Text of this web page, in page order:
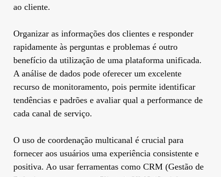
ao cliente.
Organizar as informações dos clientes e responder
rapidamente às perguntas e problemas é outro
benefício da utilização de uma plataforma unificada.
A análise de dados pode oferecer um excelente
recurso de monitoramento, pois permite identificar
tendências e padrões e avaliar qual a performance de
cada canal de serviço.
O uso de coordenação multicanal é crucial para
fornecer aos usuários uma experiência consistente e
positiva. Ao usar ferramentas como CRM (Gestão de